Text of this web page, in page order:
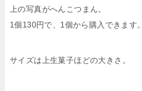
上の写真がへんこつまん。
1個130円で、1個から購入できます。
サイズは上生菓子ほどの大きさ。